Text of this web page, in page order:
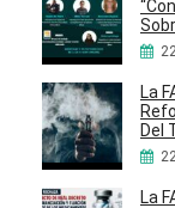
La
Del
La